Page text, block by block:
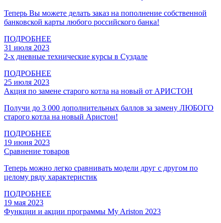
Теперь Вы можете делать заказ на пополнение собственной
банковской карты любого российского банка!
ПОДРОБНЕЕ
31 июля 2023
2-х дневные технические курсы в Суздале
ПОДРОБНЕЕ
25 июля 2023
Акция по замене старого котла на новый от АРИСТОН
Получи до 3 000 дополнительных баллов за замену ЛЮБОГО
старого котла на новый Аристон!
ПОДРОБНЕЕ
19 июня 2023
Сравнение товаров
Теперь можно легко сравнивать модели друг с другом по
целому ряду характеристик
ПОДРОБНЕЕ
19 мая 2023
Функции и акции программы My Ariston 2023